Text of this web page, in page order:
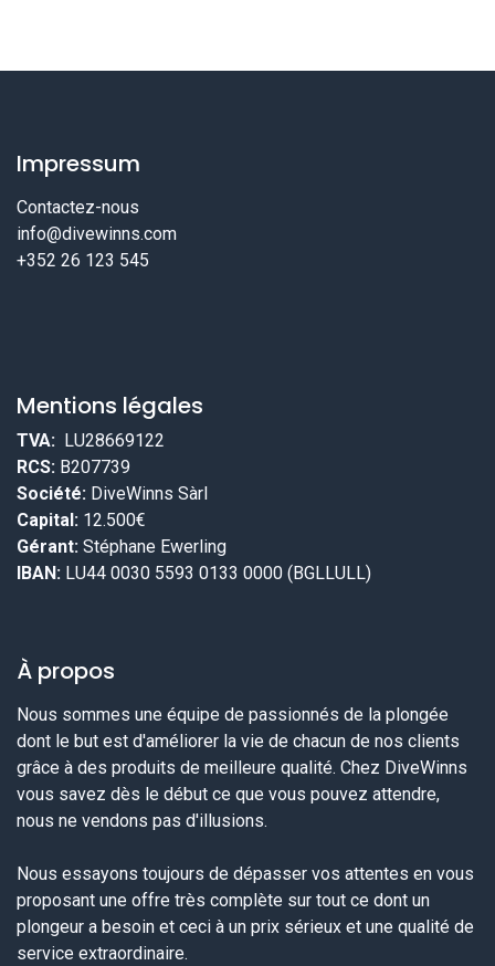
Impressum
Contactez-nous
info@divewinns.com
+352 26 123 545
Mentions légales
TVA: LU28669122
RCS: B207739
Société: DiveWinns Sàrl
Capital: 12.500€
Gérant: Stéphane Ewerling
IBAN: LU44 0030 5593 0133 0000 (BGLLULL)
À propos
Nous sommes une équipe de passionnés de la plongée
dont le but est d'améliorer la vie de chacun de nos clients
grâce à des produits de meilleure qualité. Chez DiveWinns
vous savez dès le début ce que vous pouvez attendre,
nous ne vendons pas d'illusions.
Nous essayons toujours de dépasser vos attentes en vous
proposant une offre très complète sur tout ce dont un
plongeur a besoin et ceci à un prix sérieux et une qualité de
service extraordinaire.